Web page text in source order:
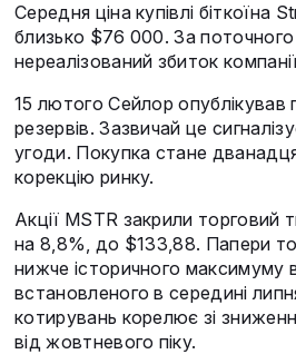
Середня ціна купівлі біткоїна
близько $76 000. За
нереалізований збиток
15 лютого Сейлор опублікував
резервів. Зазвичай це
угоди. Покупка стане
корекцію ринку.
Акції MSTR закрили торговий
на 8,8%, до $133,88. Папери
нижче історичного максимуму
встановленого в середині
котирувань корелює зі
від жовтневого піку.